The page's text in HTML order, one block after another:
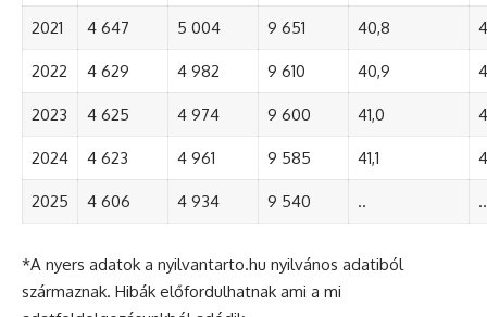
2021 4 647 5 004 9 651 40,8
2022 4 629 4 982 9 610 40,9
2023 4 625 4 974 9 600 41,0
2024 4 623 4 961 9 585 41,1
2025 4 606 4 934 9 540 .. ..
*A nyers adatok a nyilvantarto.hu nyilvános adatiból
származnak. Hibák előfordulhatnak ami a mi